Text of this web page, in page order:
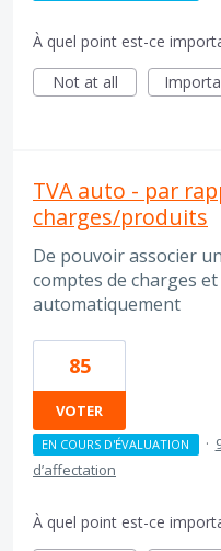
À quel point est-ce
Not at all
TVA auto - par
charges/produits
De pouvoir associer
comptes de charges
automatiquement
85
VOTER
EN COURS D'ÉVALUATION ·
d’affectation
À quel point est-ce